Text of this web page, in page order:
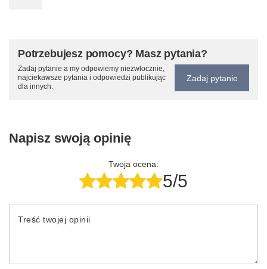
Potrzebujesz pomocy? Masz pytania?
Zadaj pytanie a my odpowiemy niezwłocznie,
najciekawsze pytania i odpowiedzi publikując
dla innych.
Zadaj pytanie
Napisz swoją opinię
Twoja ocena:
5/5
Treść twojej opinii